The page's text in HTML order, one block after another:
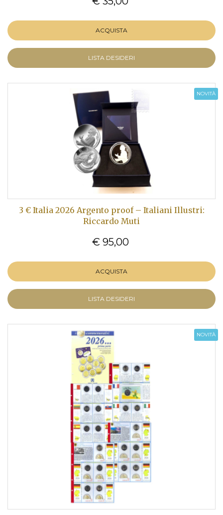
ACQUISTA
LISTA DESIDERI
NOVITÀ
3 € Italia 2026 Argento proof – Italiani Illustri:
Riccardo Muti
€ 95,00
ACQUISTA
LISTA DESIDERI
NOVITÀ